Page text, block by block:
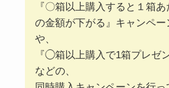
『〇箱以上購入すると１箱あ
の金額が下がる』キャンペー
や、
『◯箱以上購入で1箱プレゼン
などの、